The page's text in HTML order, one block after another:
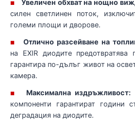
■ Увеличен обхват на нощно
силен светлинен поток,
големи площи и дворове.
■ Отлично разсейване на
на EXIR диодите предотвратява
гарантира по-дълъг живот на
камера.
■ Максимална издръжливост:
компоненти гарантират години
деградация на диодите.